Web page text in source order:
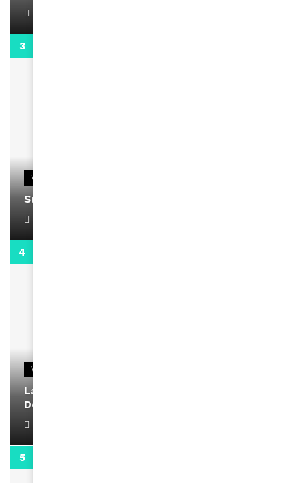
VIDEOS
Support Black Business Wee-kend
VIDEOS
La rubrique santé speciale coronavirus du
Docteur Makanda